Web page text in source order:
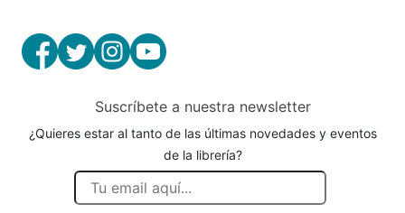
Suscríbete a nuestra newsletter
¿Quieres estar al tanto de las últimas novedades y eventos
de la librería?